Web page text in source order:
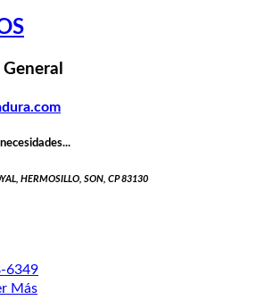
HERMOSILLO, SON, CP 83130
6349
Más